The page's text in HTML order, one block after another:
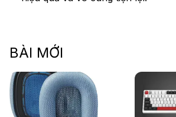
BÀI MỚI